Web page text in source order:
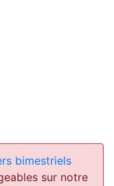
bimestriels
sur notre